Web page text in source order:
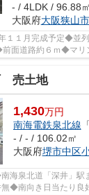
- / 4LDK / 96.88㎡
大阪府大阪狭山市
１１月完成予定◆並
面道路約６ｍ◆マリ
売土地
1,430万円
南海電鉄泉北線 「
- / - / 106.02㎡
大阪府堺市中区
海泉北道「深井」駅
◆南向き日当たり